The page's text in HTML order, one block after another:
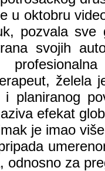
u oktobru
pozvala
svojih
želela
i planiranog
efekat
je imao
odnosno za